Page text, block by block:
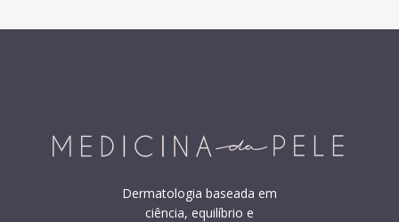
Dermatologia baseada em
ciência, equilíbrio e